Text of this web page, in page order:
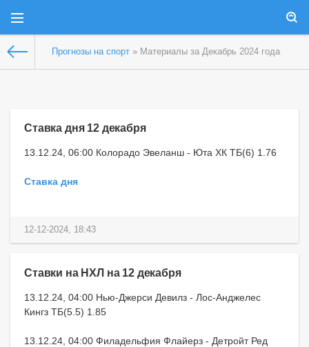
Прогнозы на спорт » Материалы за Декабрь 2024 года
Ставка дня 12 декабря
13.12.24, 06:00 Колорадо Эвеланш - Юта ХК ТБ(6) 1.76
Ставка дня
12-12-2024, 18:43
Ставки на НХЛ на 12 декабря
13.12.24, 04:00 Нью-Джерси Девилз - Лос-Анджелес
Кингз ТБ(5.5) 1.85
13.12.24, 04:00 Филадельфия Флайерз - Детройт Ред